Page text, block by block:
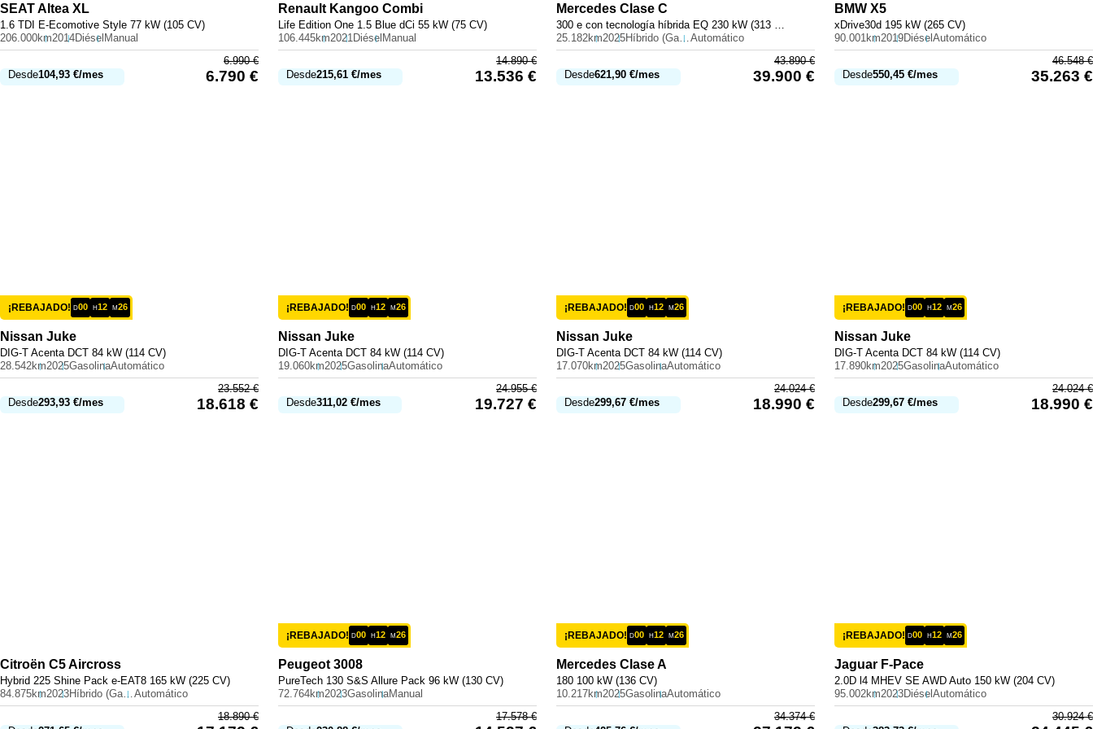
SEATAltea XL
1.6 TDI E-Ecomotive Style 77 kW (105 CV)
206.000km2014DiéselManual
Desde104,93 €/mes
6.990€
6.790 €
Renault Kangoo Combi
Life Edition One 1.5 Blue dCi 55 kW (75 CV)
106.445km2021 DiéselManual
Desde215,61 €/mes
14.890€
13.536 €
Mercedes Clase C
25.182km2025 Híbrido (Gasolina) Automático
Desde621,90 €/mes
43.890€
39.900 €
BMW X5
xDrive30d 195 kW (265 CV)
90.001km2019DiéselAutomático
Desde550,45 €/mes
46.548€
35.263 €
¡REBAJADO! D00 H12 M26
Nissan Juke
DIG-T Acenta DCT 84 kW (114 CV)
28.542km2025GasolinaAutomático
Desde293,93 €/mes
23.552€
18.618 €
¡REBAJADO! D00 H12 M26
Nissan Juke
DIG-T Acenta DCT 84 kW (114 CV)
19.060km2025GasolinaAutomático
Desde311,02 €/mes
24.955€
19.727 €
¡REBAJADO! D00 H12 M26
Nissan Juke
DIG-T Acenta DCT 84 kW (114 CV)
17.070km2025GasolinaAutomático
Desde299,67 €/mes
24.024€
18.990 €
¡REBAJADO! D00 H12 M26
Nissan Juke
DIG-T Acenta DCT 84 kW (114 CV)
17.890km2025GasolinaAutomático
Desde299,67 €/mes
24.024€
18.990 €
Citroën C5 Aircross
Hybrid 225 Shine Pack e-EAT8 165 kW (225 CV)
84.875km2023 Híbrido (Gasolina)Automático
18.890€
¡REBAJADO! D00 H12 M26
Peugeot 3008
PureTech 130 S&S Allure Pack 96 kW (130 CV)
72.764km2023GasolinaManual
17.578€
¡REBAJADO! D00 H12 M26
Mercedes Clase A
180 100 kW (136 CV)
10.217km2025GasolinaAutomático
34.374€
¡REBAJADO! D00 H12 M26
Jaguar F-Pace
2.0D l4 MHEV SE AWD Auto 150 kW (204 CV)
95.002km2023Diésel Automático
30.924€